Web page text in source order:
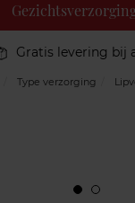
Gratis levering bij
Type verzorging